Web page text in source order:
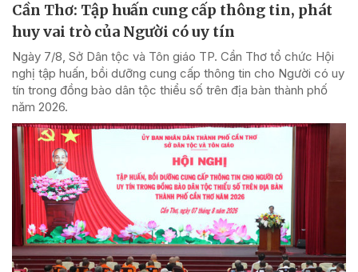
Cần Thơ: Tập huấn cung cấp thông tin, phát
huy vai trò của Người có uy tín
Ngày 7/8, Sở Dân tộc và Tôn giáo TP. Cần Thơ tổ chức Hội
nghị tập huấn, bồi dưỡng cung cấp thông tin cho Người có uy
tín trong đồng bào dân tộc thiểu số trên địa bàn thành phố
năm 2026.